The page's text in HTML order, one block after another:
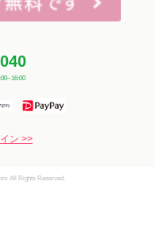
ン >>
All Rights Reserved.